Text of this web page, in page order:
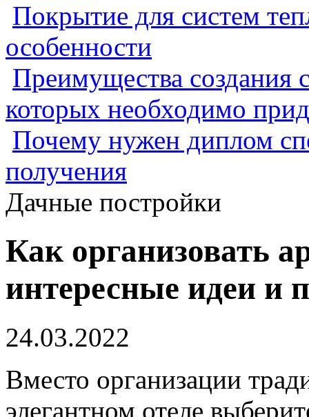
Покрытие для систем
особенности
Преимущества создания
которых необходимо
Почему нужен диплом
получения
Дачные постройки
Как организовать
интересные идеи и
24.03.2022
Вместо организации
элегантном отеле